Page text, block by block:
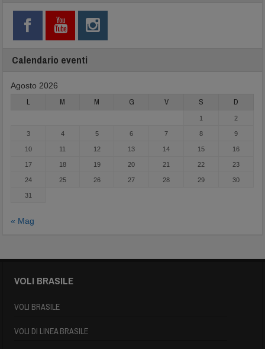
Calendario eventi
Agosto 2026
L M M G V S D
1 2
3 4 5 6 7 8 9
10 11 12 13 14 15 16
17 18 19 20 21 22 23
24 25 26 27 28 29 30
31
« Mag
VOLI BRASILE
VOLI BRASILE
VOLI DI LINEA BRASILE